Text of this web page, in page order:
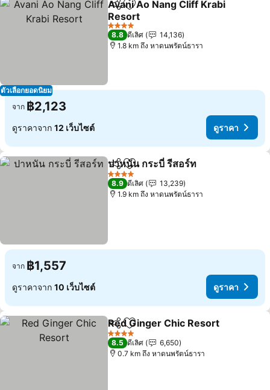
ตัวเลือกยอดนิยม
แชร์ เพิ่มในรายการโปรด
Avani Ao Nang Cliff Krabi
Resort
ดูราคา
4 ดาว
8.8 ดีเลิศ
14,136
1.8 km ถึง หาดนพรัตน์ธารา
จาก ฿2,123
ดูราคาจาก 12 เว็บไซต์ ดูราคา
แชร์ เพิ่มในรายการโปรด
ปาหนัน กระบี่ รีสอร์ท
4 ดาว
8.9 ดีเลิศ
13,239
1.9 km ถึง หาดนพรัตน์ธารา
จาก ฿1,557
ดูราคาจาก 10 เว็บไซต์ ดูราคา
แชร์ เพิ่มในรายการโปรด
Red Ginger Chic Resort
4 ดาว
8.5 ดีเลิศ
6,650
0.7 km ถึง หาดนพรัตน์ธารา